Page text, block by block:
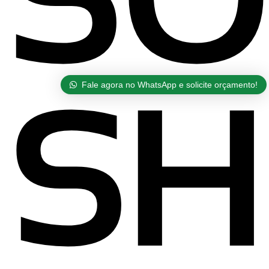
SH
Fale agora no WhatsApp e solicite orçamento!